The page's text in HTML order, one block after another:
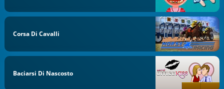
Corsa Di Cavalli
Baciarsi Di Nascosto